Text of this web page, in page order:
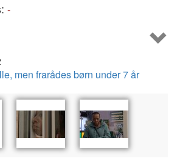
-
men frarådes børn under 7 år